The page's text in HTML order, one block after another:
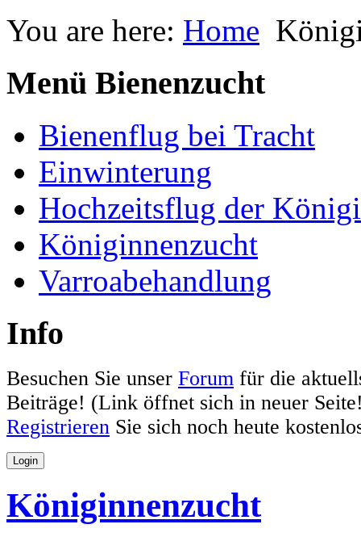
You are here: Home
Menü Bienenzucht
Bienenflug bei Tracht
Einwinterung
Hochzeitsflug der
Königinnenzucht
Varroabehandlung
Info
Besuchen Sie unser Forum für die
Beiträge! (Link öffnet sich in neuer
Registrieren Sie sich noch heute
Login
Königinnenzucht